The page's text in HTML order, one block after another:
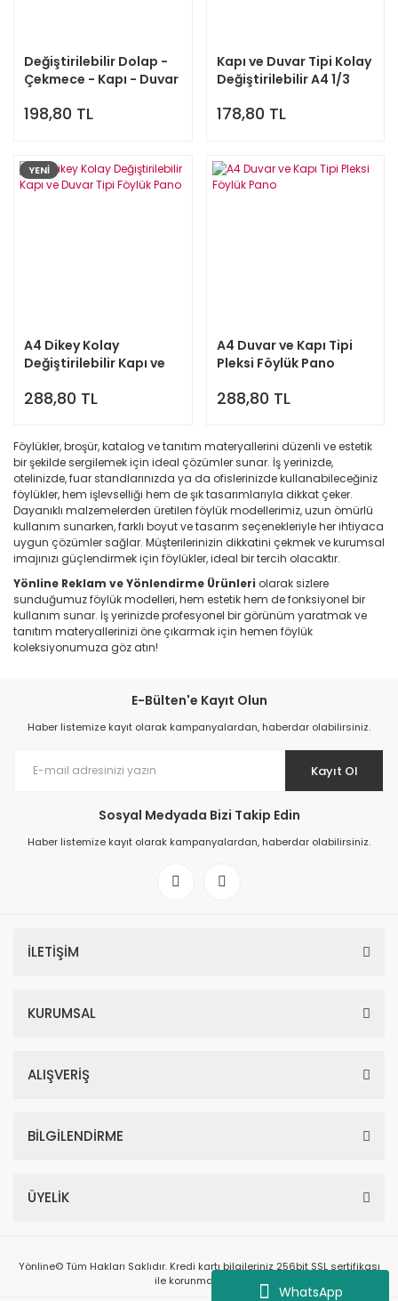
WhatsApp
Değiştirilebilir Dolap -
Çekmece - Kapı - Duvar
198,80 TL
Kapı ve Duvar Tipi Kolay
Değiştirilebilir A4 1/3
178,80 TL
YENİ
A4 Dikey Kolay
Değiştirilebilir Kapı ve
288,80 TL
A4 Duvar ve Kapı Tipi
Pleksi Föylük Pano
288,80 TL
Föylükler, broşür, katalog ve tanıtım materyallerini düzenli ve estetik
bir şekilde sergilemek için ideal çözümler sunar. İş yerinizde,
otelinizde, fuar standlarınızda ya da ofislerinizde kullanabileceğiniz
föylükler, hem işlevselliği hem de şık tasarımlarıyla dikkat çeker.
Dayanıklı malzemelerden üretilen föylük modellerimiz, uzun ömürlü
kullanım sunarken, farklı boyut ve tasarım seçenekleriyle her ihtiyaca
uygun çözümler sağlar. Müşterilerinizin dikkatini çekmek ve kurumsal
imajınızı güçlendirmek için föylükler, ideal bir tercih olacaktır.
Yönline Reklam ve Yönlendirme Ürünleri olarak sizlere
sunduğumuz föylük modelleri, hem estetik hem de fonksiyonel bir
kullanım sunar. İş yerinizde profesyonel bir görünüm yaratmak ve
tanıtım materyallerinizi öne çıkarmak için hemen föylük
koleksiyonumuza göz atın!
E-Bülten'e Kayıt Olun
Haber listemize kayıt olarak kampanyalardan, haberdar olabilirsiniz.
Kayıt Ol
Sosyal Medyada Bizi Takip Edin
Haber listemize kayıt olarak kampanyalardan, haberdar olabilirsiniz.
İLETİŞİM
KURUMSAL
ALIŞVERİŞ
BİLGİLENDİRME
ÜYELİK
Yönline© Tüm Hakları Saklıdır. Kredi kartı bilgileriniz 256bit SSL sertifikası
ile korunmaktadır.